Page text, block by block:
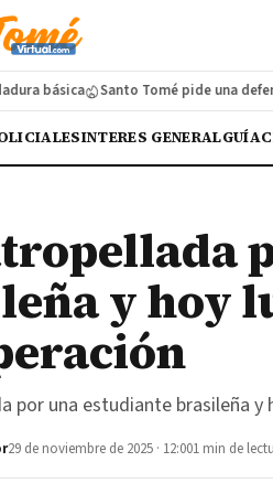
básica Santo Tomé pide una defensa
INTERES GENERALGUÍA
y hoy
por una estudiante brasileña y
29 de noviembre de 2025 · 12:001 min de